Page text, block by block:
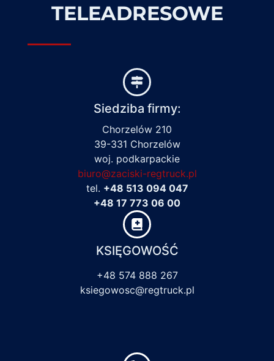
TELEADRESOWE
Siedziba firmy:
Chorzelów 210
39-331 Chorzelów
woj. podkarpackie
biuro@zaciski-regtruck.pl
tel. +48 513 094 047
+48 17 773 06 00
KSIĘGOWOŚĆ
+48 574 888 267
ksiegowosc@regtruck.pl